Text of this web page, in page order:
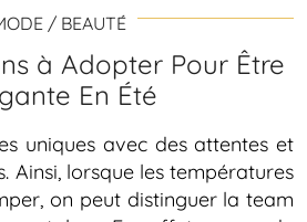
/ BEAUTÉ
à Adopter Pour Être
En Été
uniques avec des attentes et
Ainsi, lorsque les températures
on peut distinguer la team